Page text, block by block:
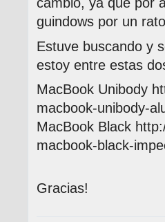
guindows por un
Estuve buscando y
estoy entre estas
MacBook Unibody
macbook-unibody-
MacBook Black
macbook-black-
Gracias!